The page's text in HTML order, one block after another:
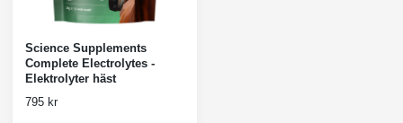
Science Supplements
Complete Electrolytes -
Elektrolyter häst
795 kr